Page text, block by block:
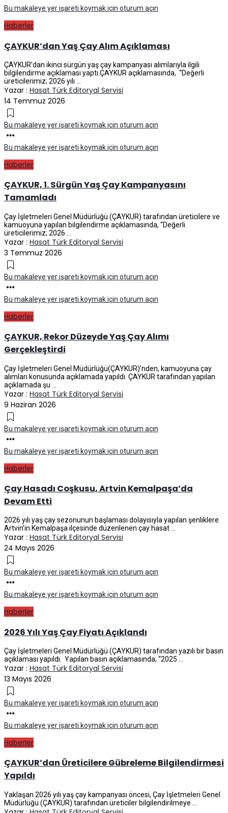
Bu makaleye yer işareti koymak için oturum açın
Haberler
ÇAYKUR’dan Yaş Çay Alım Açıklaması
ÇAYKUR’dan ikinci sürgün yaş çay kampanyası alımlarıyla ilgili
bilgilendirme açıklaması yaptı.ÇAYKUR açıklamasında, “Değerli
üreticilerimiz; 2026 yılı ...
Yazar : Hasat Türk Editoryal Servisi
14 Temmuz 2026
Bu makaleye yer işareti koymak için oturum açın
Bu makaleye yer işareti koymak için oturum açın
Haberler
ÇAYKUR, 1. Sürgün Yaş Çay Kampanyasını
Tamamladı
Çay İşletmeleri Genel Müdürlüğü (ÇAYKUR) tarafından üreticilere ve
kamuoyuna yapılan bilgilendirme açıklamasında, “Değerli
üreticilerimiz; 2026 ...
Yazar : Hasat Türk Editoryal Servisi
3 Temmuz 2026
Bu makaleye yer işareti koymak için oturum açın
Bu makaleye yer işareti koymak için oturum açın
Haberler
ÇAYKUR, Rekor Düzeyde Yaş Çay Alımı
Gerçekleştirdi
Çay İşletmeleri Genel Müdürlüğü(ÇAYKUR)’nden, kamuoyuna çay
alımları konusunda açıklamada yapıldı. ÇAYKUR tarafından yapılan
açıklamada şu ...
Yazar : Hasat Türk Editoryal Servisi
9 Haziran 2026
Bu makaleye yer işareti koymak için oturum açın
Bu makaleye yer işareti koymak için oturum açın
Haberler
Çay Hasadı Coşkusu, Artvin Kemalpaşa’da
Devam Etti
2026 yılı yaş çay sezonunun başlaması dolayısıyla yapılan şenliklere
Artvin’in Kemalpaşa ilçesinde düzenlenen çay hasat ...
Yazar : Hasat Türk Editoryal Servisi
24 Mayıs 2026
Bu makaleye yer işareti koymak için oturum açın
Bu makaleye yer işareti koymak için oturum açın
Haberler
2026 Yılı Yaş Çay Fiyatı Açıklandı
Çay İşletmeleri Genel Müdürlüğü (ÇAYKUR) tarafından yazılı bir basın
açıklaması yapıldı. Yapılan basın açıklamasında; “2025 ...
Yazar : Hasat Türk Editoryal Servisi
13 Mayıs 2026
Bu makaleye yer işareti koymak için oturum açın
Bu makaleye yer işareti koymak için oturum açın
Haberler
ÇAYKUR’dan Üreticilere Gübreleme Bilgilendirmesi
Yapıldı
Yaklaşan 2026 yılı yaş çay kampanyası öncesi, Çay İşletmeleri Genel
Müdürlüğü (ÇAYKUR) tarafından üreticiler bilgilendirilmeye ...